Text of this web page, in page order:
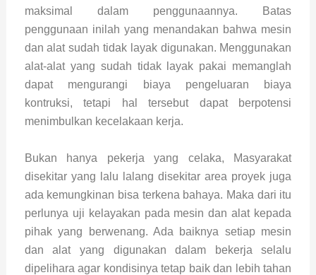
maksimal dalam penggunaannya. Batas
penggunaan inilah yang menandakan bahwa mesin
dan alat sudah tidak layak digunakan. Menggunakan
alat-alat yang sudah tidak layak pakai memanglah
dapat mengurangi biaya pengeluaran biaya
kontruksi, tetapi hal tersebut dapat berpotensi
menimbulkan kecelakaan kerja.
Bukan hanya pekerja yang celaka, Masyarakat
disekitar yang lalu lalang disekitar area proyek juga
ada kemungkinan bisa terkena bahaya. Maka dari itu
perlunya uji kelayakan pada mesin dan alat kepada
pihak yang berwenang. Ada baiknya setiap mesin
dan alat yang digunakan dalam bekerja selalu
dipelihara agar kondisinya tetap baik dan lebih tahan